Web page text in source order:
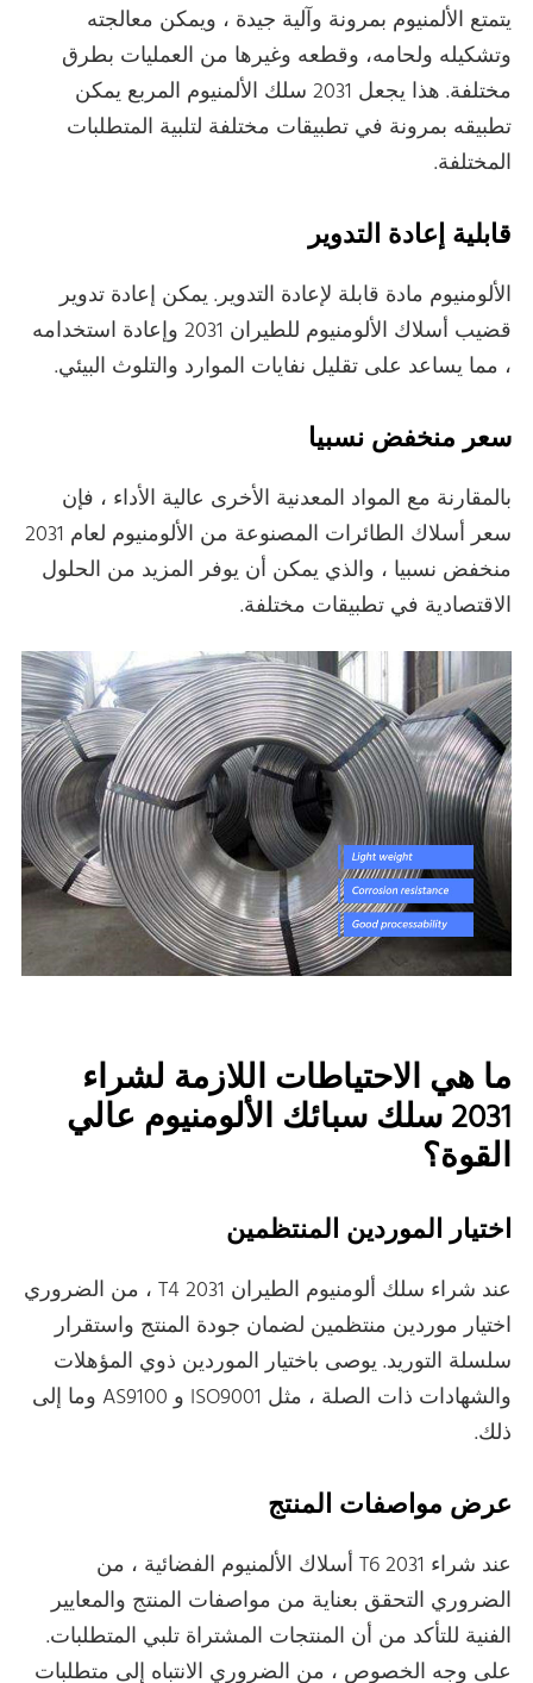
يتمتع الألمنيوم بمرونة وآلية جيدة ، ويمكن معالجته
وتشكيله ولحامه، وقطعه وغيرها من العمليات بطرق
مختلفة. هذا يجعل 2031 سلك الألمنيوم المربع يمكن
تطبيقه بمرونة في تطبيقات مختلفة لتلبية المتطلبات
المختلفة.
قابلية إعادة التدوير
الألومنيوم مادة قابلة لإعادة التدوير. يمكن إعادة تدوير
قضيب أسلاك الألومنيوم للطيران 2031 وإعادة استخدامه
، مما يساعد على تقليل نفايات الموارد والتلوث البيئي.
سعر منخفض نسبيا
بالمقارنة مع المواد المعدنية الأخرى عالية الأداء ، فإن
سعر أسلاك الطائرات المصنوعة من الألومنيوم لعام 2031
منخفض نسبيا ، والذي يمكن أن يوفر المزيد من الحلول
الاقتصادية في تطبيقات مختلفة.
ما هي الاحتياطات اللازمة لشراء
2031 سلك سبائك الألومنيوم عالي
القوة؟
اختيار الموردين المنتظمين
عند شراء سلك ألومنيوم الطيران 2031 T4 ، من الضروري
اختيار موردين منتظمين لضمان جودة المنتج واستقرار
سلسلة التوريد. يوصى باختيار الموردين ذوي المؤهلات
والشهادات ذات الصلة ، مثل ISO9001 و AS9100 وما إلى
ذلك.
عرض مواصفات المنتج
عند شراء 2031 T6 أسلاك الألمنيوم الفضائية ، من
الضروري التحقق بعناية من مواصفات المنتج والمعايير
الفنية للتأكد من أن المنتجات المشتراة تلبي المتطلبات.
على وجه الخصوص ، من الضروري الانتباه إلى متطلبات